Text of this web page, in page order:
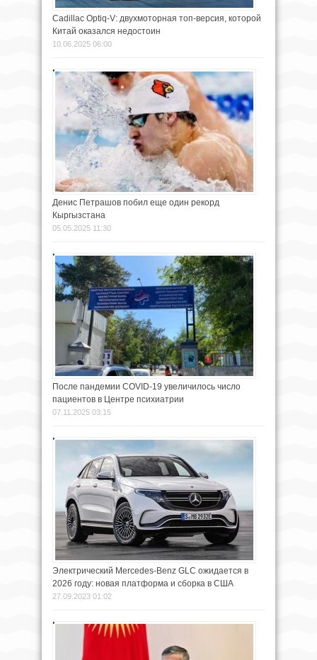
Cadillac Optiq-V: двухмоторная топ-версия, которой
Китай оказался недостоин
10.06.2025 06:00
Денис Петрашов побил еще один рекорд
Кыргызстана
05.05.2025 11:30
После пандемии COVID-19 увеличилось число
пациентов в Центре психиатрии
07.11.2025 03:15
Электрический Mercedes-Benz GLC ожидается в
2026 году: новая платформа и сборка в США
27.09.2023 01:02